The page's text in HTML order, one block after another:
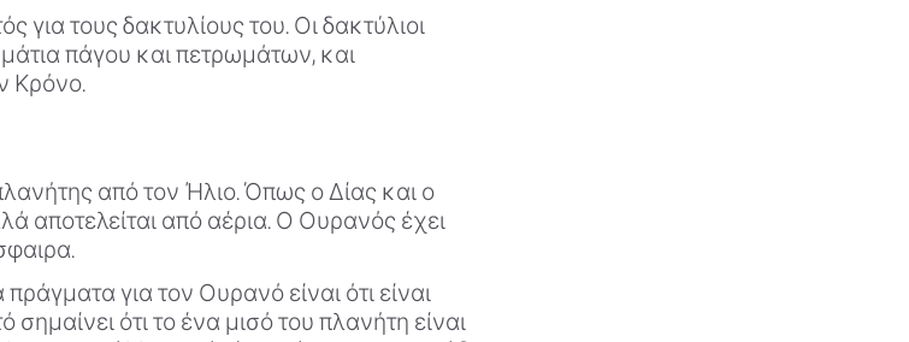
για τους δακτυλίους του. Οι δακτύλιοι
πάγου και πετρωμάτων, και
Κρόνο.
από τον Ήλιο. Όπως ο Δίας και ο
αποτελείται από αέρια. Ο Ουρανός έχει
για τον Ουρανό είναι ότι είναι
σημαίνει ότι το ένα μισό του πλανήτη είναι